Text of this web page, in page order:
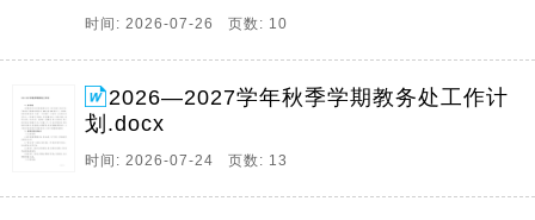
时间: 2026-07-26 页数: 10
2026—2027学年秋季学期教务处工作计
划.docx
时间: 2026-07-24 页数: 13